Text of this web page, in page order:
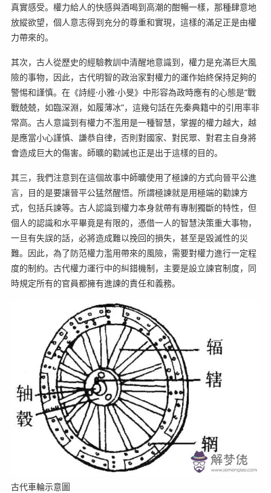
真實感受。權力給人的快感與酒喝到高潮的酣暢一樣，那種肆意地
放縱欲望，個人意志得到充分的尊重和實現，這樣的滿足正是由權
力帶來的。
其次，古人從歷史的經驗教訓中清醒地意識到，權力是充滿巨大風
險的事物，因此，古代明智的政治家對權力的運作始終保持足夠的
警惕和謹慎。在《詩經·小雅·小旻》中形容為政時應有的心態是“戰
戰兢兢，如臨深淵，如履薄冰”，這幾句話在先秦典籍中的引用率非
常高。古人意識到有權力不濫用是一種智慧，掌握的權力越大，越
是應當小心謹慎、謙恭自律，否則對國家、對民眾、對君主自身將
會造成巨大的傷害。師曠的勸誡也正是出于這樣的目的。
其三，我們注意到在這個故事中師曠使用了極諫的方式向晉平公進
言，目的是要讓晉平公猛然醒悟。所謂極諫就是用極端的勸諫方
式，包括兵諫等。古人認識到權力本身就帶有專制獨斷的特性，但
個人的認識和水平畢竟是有限的，憑借一人的智慧決策重大事物，
一旦有失誤的話，必將造成難以挽回的損失，甚至是毀滅性的災
難。因此，為了防范權力濫用帶來的風險，需要對權力進行一定程
度的制約。古代權力運行中的糾錯機制，主要是設立諫官制度，同
時規定所有的官員都擁有進諫的責任和義務。
古代車輪示意圖